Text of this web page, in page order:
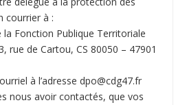
courrier à :
la Fonction Publique Territoriale
rue de Cartou, CS 80050 – 47901
à l’adresse dpo@cdg47.fr
nous avoir contactés, que vos